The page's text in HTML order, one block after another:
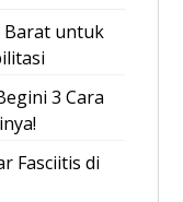
Barat untuk
3 Cara
Fasciitis di